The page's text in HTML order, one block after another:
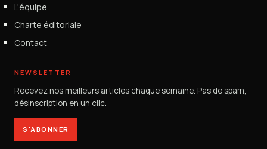
L'équipe
Charte éditoriale
Contact
NEWSLETTER
Recevez nos meilleurs articles chaque semaine. Pas de spam,
désinscription en un clic.
S'ABONNER